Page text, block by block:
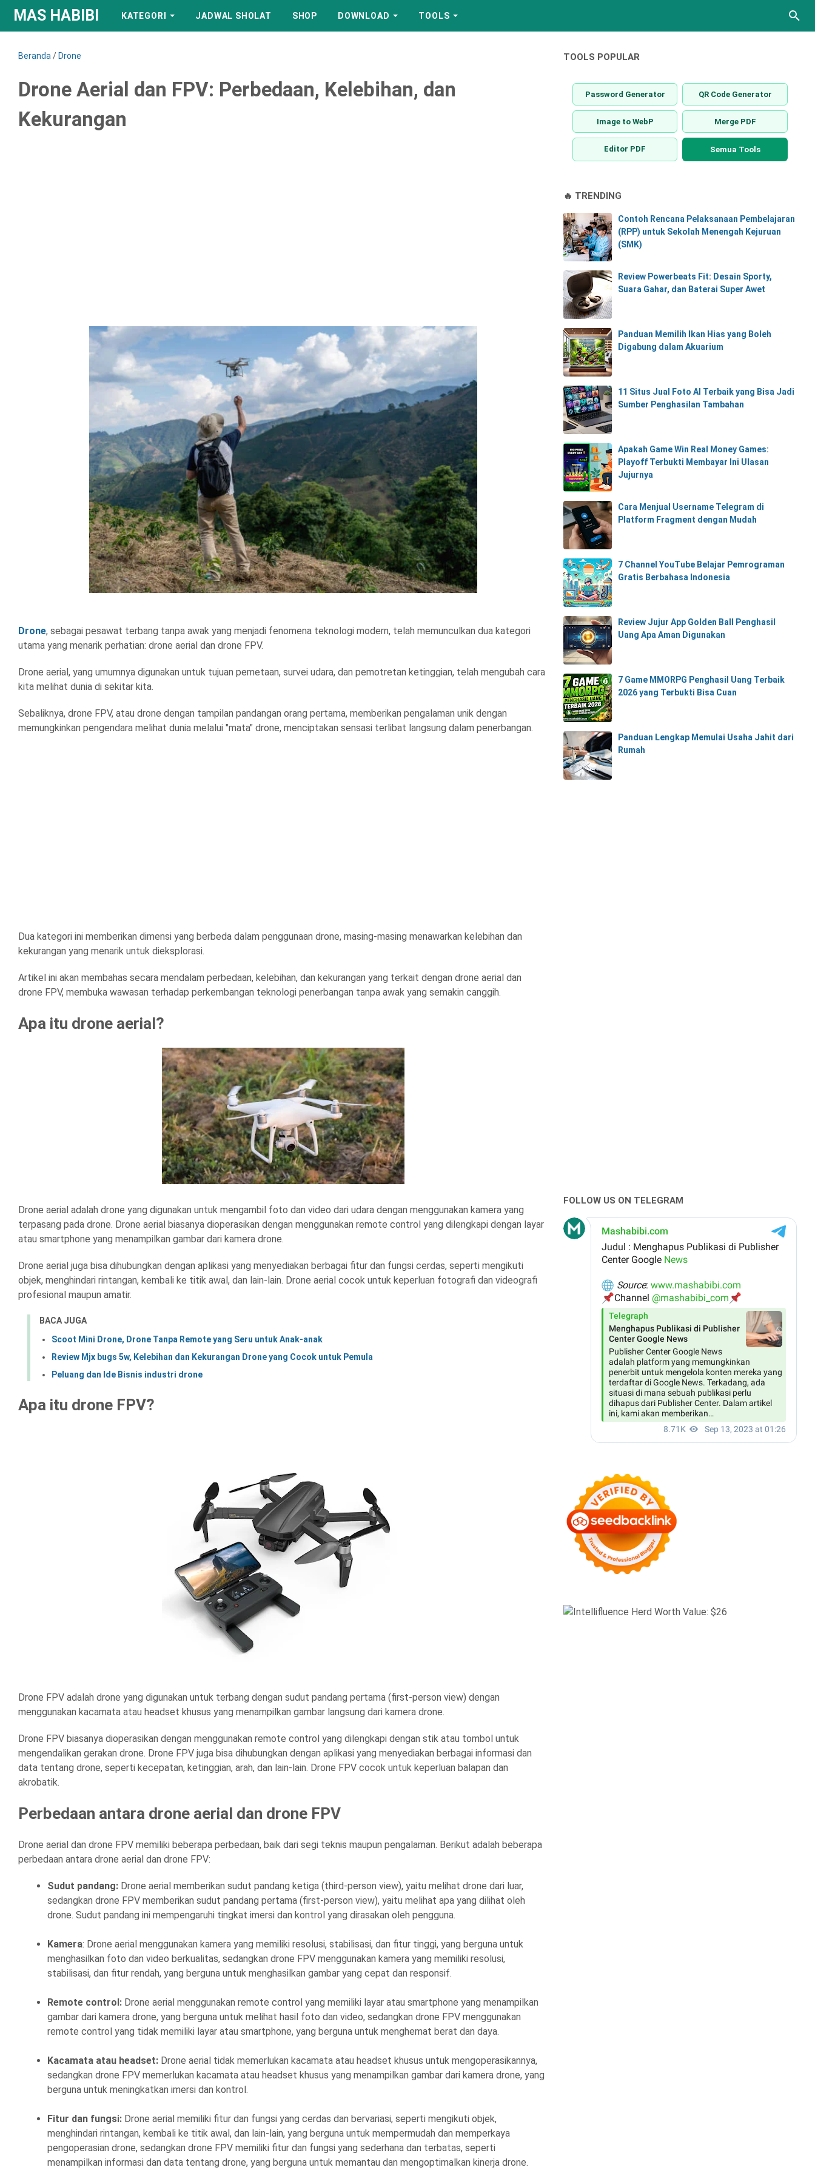
MAS HABIBI KATEGORI JADWAL SHOLAT SHOP DOWNLOAD TOOLS
Beranda / Drone
Drone Aerial dan FPV: Perbedaan, Kelebihan, dan
Kekurangan
Drone, sebagai pesawat terbang tanpa awak yang menjadi fenomena teknologi modern, telah memunculkan dua kategori
utama yang menarik perhatian: drone aerial dan drone FPV.
Drone aerial, yang umumnya digunakan untuk tujuan pemetaan, survei udara, dan pemotretan ketinggian, telah mengubah cara
kita melihat dunia di sekitar kita.
Sebaliknya, drone FPV, atau drone dengan tampilan pandangan orang pertama, memberikan pengalaman unik dengan
memungkinkan pengendara melihat dunia melalui "mata" drone, menciptakan sensasi terlibat langsung dalam penerbangan.
Dua kategori ini memberikan dimensi yang berbeda dalam penggunaan drone, masing-masing menawarkan kelebihan dan
kekurangan yang menarik untuk dieksplorasi.
Artikel ini akan membahas secara mendalam perbedaan, kelebihan, dan kekurangan yang terkait dengan drone aerial dan
drone FPV, membuka wawasan terhadap perkembangan teknologi penerbangan tanpa awak yang semakin canggih.
Apa itu drone aerial?
Drone aerial adalah drone yang digunakan untuk mengambil foto dan video dari udara dengan menggunakan kamera yang
terpasang pada drone. Drone aerial biasanya dioperasikan dengan menggunakan remote control yang dilengkapi dengan layar
atau smartphone yang menampilkan gambar dari kamera drone.
Drone aerial juga bisa dihubungkan dengan aplikasi yang menyediakan berbagai fitur dan fungsi cerdas, seperti mengikuti
objek, menghindari rintangan, kembali ke titik awal, dan lain-lain. Drone aerial cocok untuk keperluan fotografi dan videografi
profesional maupun amatir.
BACA JUGA
Scoot Mini Drone, Drone Tanpa Remote yang Seru untuk Anak-anak
Review Mjx bugs 5w, Kelebihan dan Kekurangan Drone yang Cocok untuk Pemula
Peluang dan Ide Bisnis industri drone
Apa itu drone FPV?
Drone FPV adalah drone yang digunakan untuk terbang dengan sudut pandang pertama (first-person view) dengan
menggunakan kacamata atau headset khusus yang menampilkan gambar langsung dari kamera drone.
Drone FPV biasanya dioperasikan dengan menggunakan remote control yang dilengkapi dengan stik atau tombol untuk
mengendalikan gerakan drone. Drone FPV juga bisa dihubungkan dengan aplikasi yang menyediakan berbagai informasi dan
data tentang drone, seperti kecepatan, ketinggian, arah, dan lain-lain. Drone FPV cocok untuk keperluan balapan dan
akrobatik.
Perbedaan antara drone aerial dan drone FPV
Drone aerial dan drone FPV memiliki beberapa perbedaan, baik dari segi teknis maupun pengalaman. Berikut adalah beberapa
perbedaan antara drone aerial dan drone FPV:
Sudut pandang: Drone aerial memberikan sudut pandang ketiga (third-person view), yaitu melihat drone dari luar,
sedangkan drone FPV memberikan sudut pandang pertama (first-person view), yaitu melihat apa yang dilihat oleh
drone. Sudut pandang ini mempengaruhi tingkat imersi dan kontrol yang dirasakan oleh pengguna.
Kamera: Drone aerial menggunakan kamera yang memiliki resolusi, stabilisasi, dan fitur tinggi, yang berguna untuk
menghasilkan foto dan video berkualitas, sedangkan drone FPV menggunakan kamera yang memiliki resolusi,
stabilisasi, dan fitur rendah, yang berguna untuk menghasilkan gambar yang cepat dan responsif.
Remote control: Drone aerial menggunakan remote control yang memiliki layar atau smartphone yang menampilkan
gambar dari kamera drone, yang berguna untuk melihat hasil foto dan video, sedangkan drone FPV menggunakan
remote control yang tidak memiliki layar atau smartphone, yang berguna untuk menghemat berat dan daya.
Kacamata atau headset: Drone aerial tidak memerlukan kacamata atau headset khusus untuk mengoperasikannya,
sedangkan drone FPV memerlukan kacamata atau headset khusus yang menampilkan gambar dari kamera drone, yang
berguna untuk meningkatkan imersi dan kontrol.
Fitur dan fungsi: Drone aerial memiliki fitur dan fungsi yang cerdas dan bervariasi, seperti mengikuti objek,
menghindari rintangan, kembali ke titik awal, dan lain-lain, yang berguna untuk mempermudah dan memperkaya
pengoperasian drone, sedangkan drone FPV memiliki fitur dan fungsi yang sederhana dan terbatas, seperti
menampilkan informasi dan data tentang drone, yang berguna untuk memantau dan mengoptimalkan kinerja drone.
TOOLS POPULAR
Password Generator QR Code Generator
Image to WebP Merge PDF
Editor PDF Semua Tools
🔥 TRENDING
Contoh Rencana Pelaksanaan Pembelajaran
(RPP) untuk Sekolah Menengah Kejuruan
(SMK)
Review Powerbeats Fit: Desain Sporty,
Suara Gahar, dan Baterai Super Awet
Panduan Memilih Ikan Hias yang Boleh
Digabung dalam Akuarium
11 Situs Jual Foto AI Terbaik yang Bisa Jadi
Sumber Penghasilan Tambahan
Apakah Game Win Real Money Games:
Playoff Terbukti Membayar Ini Ulasan
Jujurnya
Cara Menjual Username Telegram di
Platform Fragment dengan Mudah
7 Channel YouTube Belajar Pemrograman
Gratis Berbahasa Indonesia
Review Jujur App Golden Ball Penghasil
Uang Apa Aman Digunakan
7 Game MMORPG Penghasil Uang Terbaik
2026 yang Terbukti Bisa Cuan
Panduan Lengkap Memulai Usaha Jahit dari
Rumah
FOLLOW US ON TELEGRAM